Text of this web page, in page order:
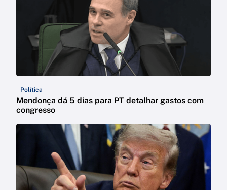
Política
Mendonça dá 5 dias para PT detalhar gastos com
congresso